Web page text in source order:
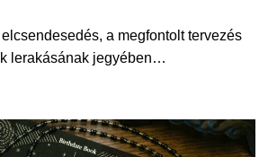
a megfontolt tervezés
lerakásának jegyében…